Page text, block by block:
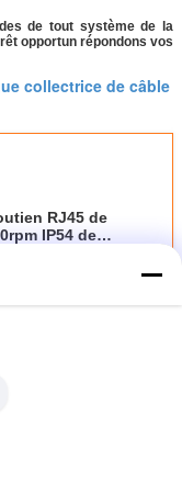
de tout système de la
opportun répondons vos
collectrice de câble
RJ45 de
IP54 de